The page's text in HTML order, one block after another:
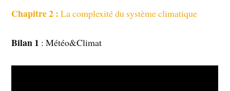
Chapitre 2 : La complexité du système climatique
Bilan 1 : Météo&Climat